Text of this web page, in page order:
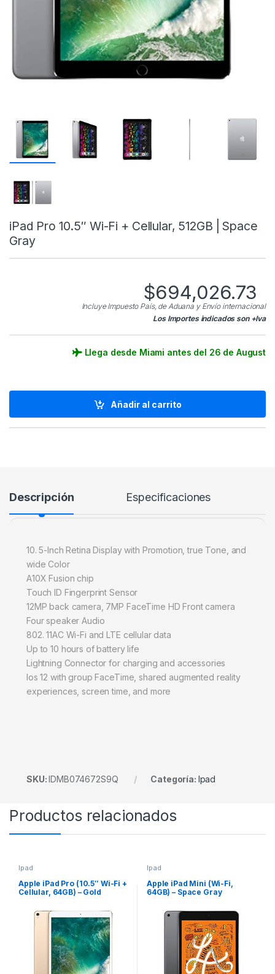
iPad Pro 10.5″ Wi-Fi + Cellular, 512GB | Space
Gray
$694,026.73
Incluye Impuesto País, de Aduana y Envío internacional
Los Importes indicados son +Iva
Llega desde Miami antes del 26 de August
Añadir al carrito
Descripción Especificaciones
10. 5-Inch Retina Display with Promotion, true Tone, and
wide Color
A10X Fusion chip
Touch ID Fingerprint Sensor
12MP back camera, 7MP FaceTime HD Front camera
Four speaker Audio
802. 11AC Wi-Fi and LTE cellular data
Up to 10 hours of battery life
Lightning Connector for charging and accessories
Ios 12 with group FaceTime, shared augmented reality
experiences, screen time, and more
SKU:IDMB074672S9Q Categoría: Ipad
Productos relacionados
Ipad
Apple iPad Pro (10.5″ Wi-Fi +
Cellular, 64GB) – Gold
Ipad
Apple iPad Mini (Wi-Fi,
64GB) – Space Gray